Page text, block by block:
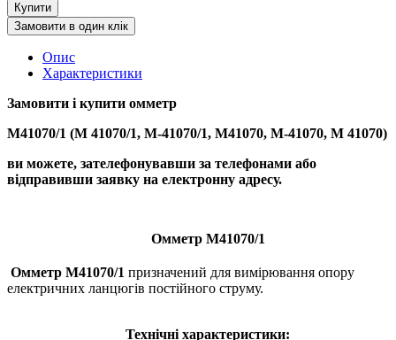
Купити
Замовити в один клік
Опис
Характеристики
Замовити і купити омметр
М41070/1 (М 41070/1, М-41070/1, М41070, М-41070, М 41070)
ви можете, зателефонувавши за телефонами або
відправивши заявку на електронну адресу.
Омметр М41070/1
Омметр М41070/1 призначений для вимірювання опору
електричних ланцюгів постійного струму.
Технічні характеристики: